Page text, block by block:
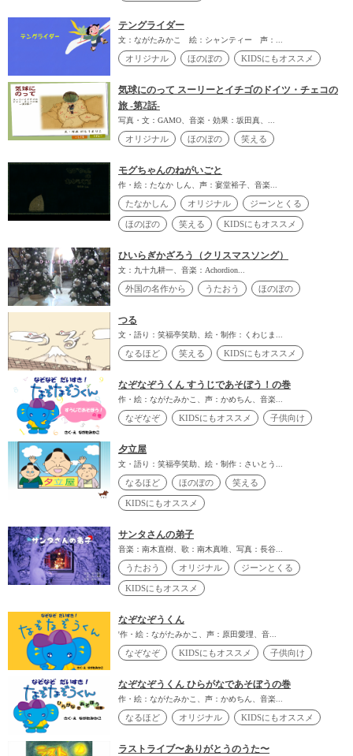
テングライダー
文：ながたみかこ 絵：シャンティー 声：...
オリジナル ほのぼの KIDSにもオススメ
気球にのって スーリーとイチゴのドイツ・チェコの
旅 -第2話-
写真・文：GAMO、音楽・効果：坂田真、...
オリジナル ほのぼの 笑える
モグちゃんのねがいごと
作・絵：たなか しん、声：宴堂裕子、音楽...
たなかしん オリジナル ジーンとくる
ほのぼの 笑える KIDSにもオススメ
ひいらぎかざろう（クリスマスソング）
文：九十九耕一、音楽：Achordion...
外国の名作から うたおう ほのぼの
つる
文・語り：笑福亭笑助、絵・制作：くわじま...
なるほど 笑える KIDSにもオススメ
なぞなぞうくん すうじであそぼう！の巻
作・絵：ながたみかこ、声：かめちん、音楽...
なぞなぞ KIDSにもオススメ 子供向け
夕立屋
文・語り：笑福亭笑助、絵・制作：さいとう...
なるほど ほのぼの 笑える
KIDSにもオススメ
サンタさんの弟子
音楽：南木直樹、歌：南木真唯、写真：長谷...
うたおう オリジナル ジーンとくる
KIDSにもオススメ
なぞなぞうくん
'作・絵：ながたみかこ、声：原田愛理、音...
なぞなぞ KIDSにもオススメ 子供向け
なぞなぞうくん ひらがなであそぼうの巻
作・絵：ながたみかこ、声：かめちん、音楽...
なるほど オリジナル KIDSにもオススメ
ラストライブ〜ありがとうのうた〜